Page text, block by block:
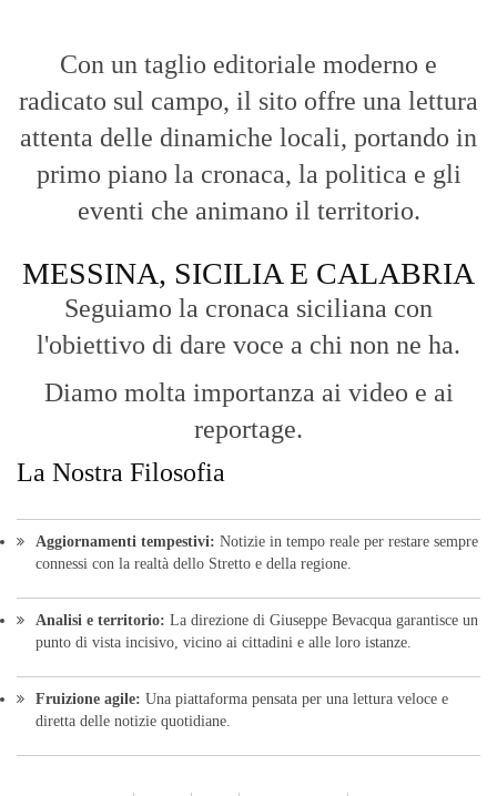
Con un taglio editoriale moderno e
radicato sul campo, il sito offre una lettura
attenta delle dinamiche locali, portando in
primo piano la cronaca, la politica e gli
eventi che animano il territorio.
MESSINA, SICILIA E CALABRIA
Seguiamo la cronaca siciliana con
l'obiettivo di dare voce a chi non ne ha.
Diamo molta importanza ai video e ai
reportage.
La Nostra Filosofia
Aggiornamenti tempestivi: Notizie in tempo reale per restare sempre
connessi con la realtà dello Stretto e della regione.
Analisi e territorio: La direzione di Giuseppe Bevacqua garantisce un
punto di vista incisivo, vicino ai cittadini e alle loro istanze.
Fruizione agile: Una piattaforma pensata per una lettura veloce e
diretta delle notizie quotidiane.